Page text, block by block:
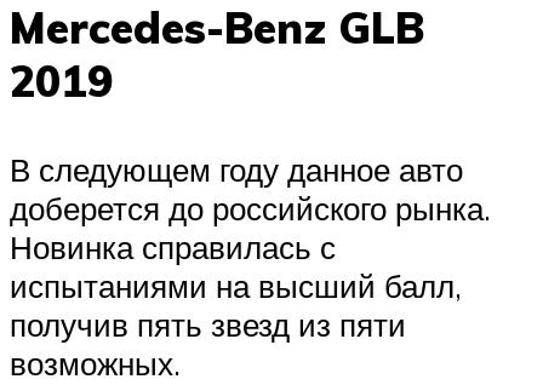
Mercedes-Benz GLB
2019
В следующем году данное авто
доберется до российского рынка.
Новинка справилась с
испытаниями на высший балл,
получив пять звезд из пяти
возможных.